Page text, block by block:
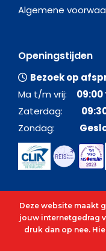
Algemene
Openingstijden
Bezoek op
Ma t/m vrij: 09:00
Zaterdag:
Zondag:
© 2026 - Alle
Deze website maakt
jouw internetgedrag
druk dan op nee.